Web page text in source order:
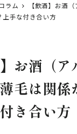
ラム
【飲酒】お酒
上手な付き合い方
】お酒（
毛は関係
き合い方